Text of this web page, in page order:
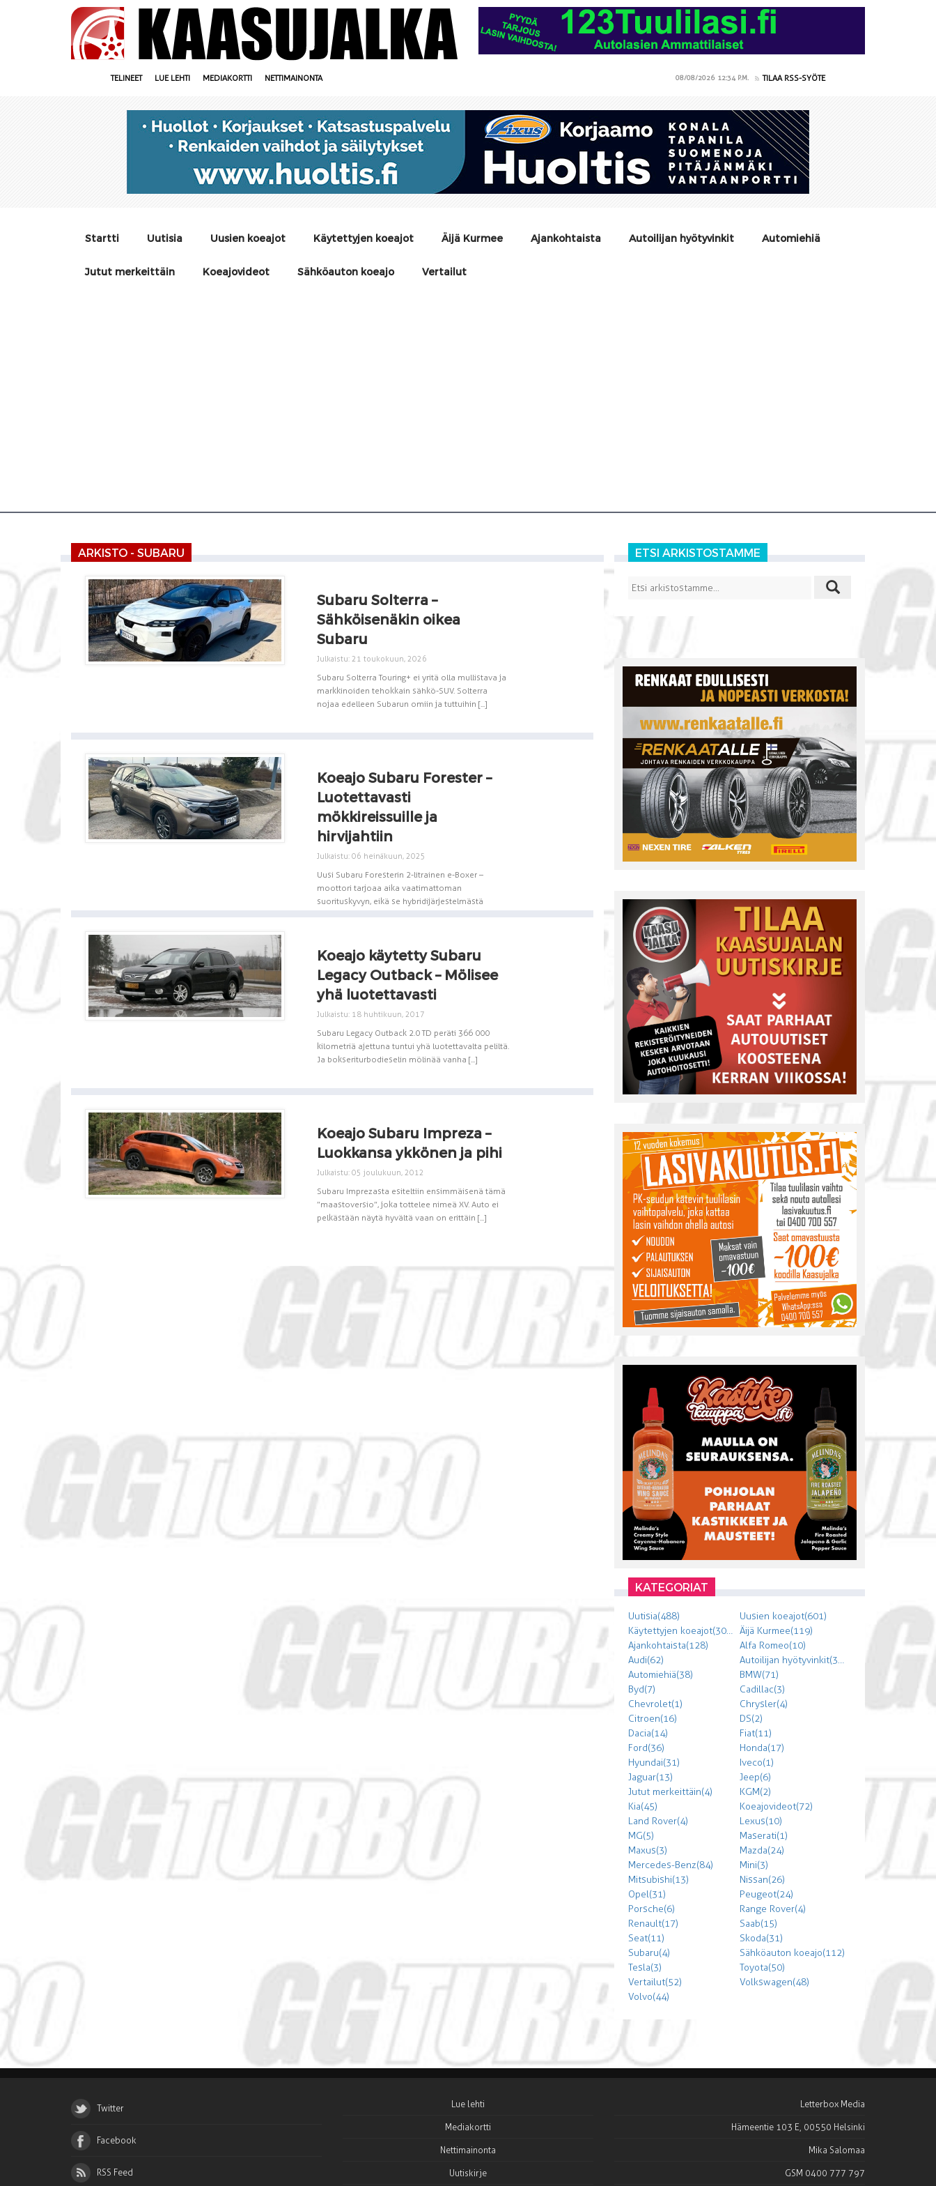
TELINEET LUE LEHTI MEDIAKORTTI NETTIMAINONTA 08/08/2026 12:34 P.M. TILAA RSS-SYÖTE
Startti Uutisia Uusien koeajot Käytettyjen koeajot Äijä Kurmee Ajankohtaista Autoilijan hyötyvinkit Automiehiä
Jutut merkeittäin Koeajovideot Sähköauton koeajo Vertailut
ARKISTO - SUBARU
Subaru Solterra –
Sähköisenäkin oikea
Subaru
Julkaistu: 21 toukokuun, 2026
Subaru Solterra Touring+ ei yritä olla mullistava ja
markkinoiden tehokkain sähkö-SUV. Solterra
nojaa edelleen Subarun omiin ja tuttuihin [...]
Koeajo Subaru Forester –
Luotettavasti
mökkireissuille ja
hirvijahtiin
Julkaistu: 06 heinäkuun, 2025
Uusi Subaru Foresterin 2-litrainen e-Boxer –
moottori tarjoaa aika vaatimattoman
suorituskyvyn, eikä se hybridijärjestelmästä
Koeajo käytetty Subaru
Legacy Outback – Mölisee
yhä luotettavasti
Julkaistu: 18 huhtikuun, 2017
Subaru Legacy Outback 2.0 TD peräti 366 000
kilometriä ajettuna tuntui yhä luotettavalta peliltä.
Ja bokseriturbodieselin mölinää vanha [...]
Koeajo Subaru Impreza –
Luokkansa ykkönen ja pihi
Julkaistu: 05 joulukuun, 2012
Subaru Imprezasta esiteltiin ensimmäisenä tämä
”maastoversio”, joka tottelee nimeä XV. Auto ei
pelkästään näytä hyvältä vaan on erittäin [...]
ETSI ARKISTOSTAMME
KATEGORIAT
Uutisia (488)
Uusien koeajot (601)
Käytettyjen koeajot (303) Äijä Kurmee (119)
Ajankohtaista (128)
Alfa Romeo (10)
Audi (62)
Autoilijan hyötyvinkit (300)
Automiehiä (38)
BMW (71)
Byd (7)
Cadillac (3)
Chevrolet (1)
Chrysler (4)
Citroen (16)
DS (2)
Dacia (14)
Fiat (11)
Ford (36)
Honda (17)
Hyundai (31)
Iveco (1)
Jaguar (13)
Jeep (6)
Jutut merkeittäin (4)
KGM (2)
Kia (45)
Koeajovideot (72)
Land Rover (4)
Lexus (10)
MG (5)
Maserati (1)
Maxus (3)
Mazda (24)
Mercedes-Benz (84)
Mini (3)
Mitsubishi (13)
Nissan (26)
Opel (31)
Peugeot (24)
Porsche (6)
Range Rover (4)
Renault (17)
Saab (15)
Seat (11)
Skoda (31)
Subaru (4)
Sähköauton koeajo (112)
Tesla (3)
Toyota (50)
Vertailut (52)
Volkswagen (48)
Volvo (44)
Twitter
Facebook
RSS Feed
Lue lehti
Mediakortti
Nettimainonta
Uutiskirje
Letterbox Media
Hämeentie 103 E, 00550 Helsinki
Mika Salomaa
GSM 0400 777 797